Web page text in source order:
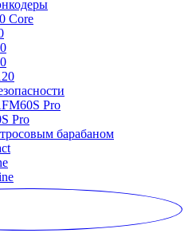
Core
Pro
Pro
барабаном